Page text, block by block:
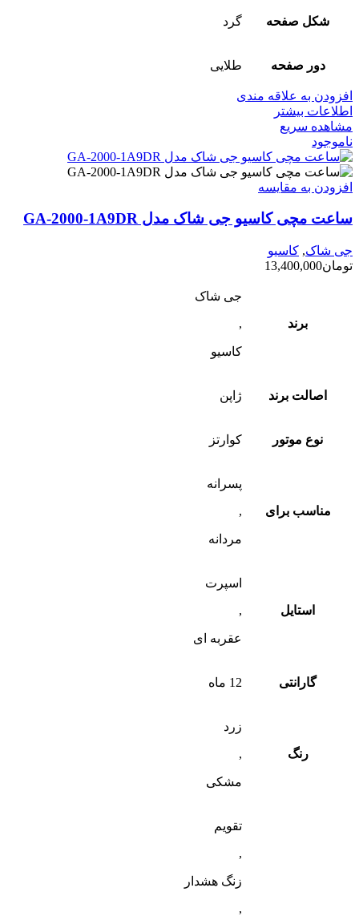
شکل صفحه گرد
دور صفحه طلایی
افزودن به علاقه مندی
اطلاعات بیشتر
مشاهده سریع
ناموجود
افزودن به مقایسه
ساعت مچی کاسیو جی شاک مدل GA-2000-1A9DR
جی شاک, کاسیو
تومان13,400,000
برند
جی شاک
,
کاسیو
اصالت برند ژاپن
نوع موتور کوارتز
مناسب برای
پسرانه
,
مردانه
استایل
اسپرت
,
عقربه ای
گارانتی 12 ماه
رنگ
زرد
,
مشکی
تقویم
,
زنگ هشدار
,